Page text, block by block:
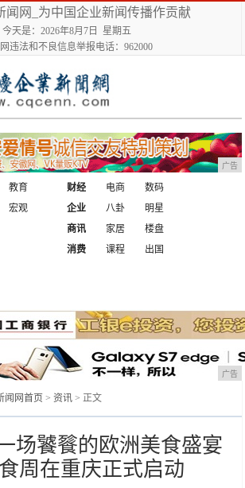
闻网_为中国企业新闻传播作贡献
今天是：2026年8月7日 星期五
违法和不良信息举报电话：962000
广告
教育
宏观
财经 电商
数码
企业
八卦
明星
商讯 家居
楼盘
消费
课程
出国
广告
闻网首页 >资讯 > 正文
场饕餮的欧洲美食盛宴
周在重庆正式启动